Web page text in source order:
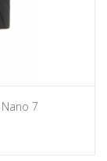
7